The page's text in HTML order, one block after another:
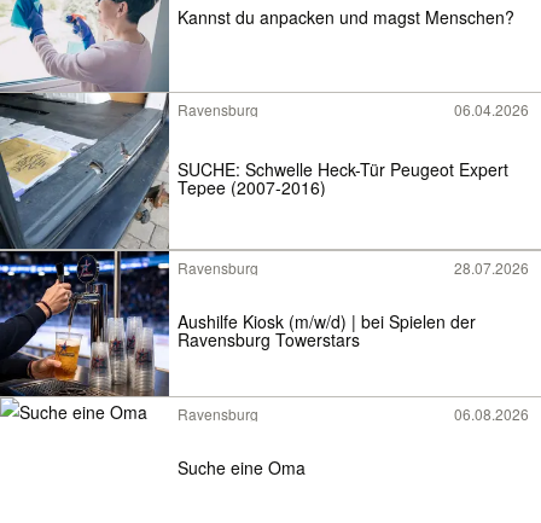
Kannst du anpacken und magst Menschen?
Ravensburg 06.04.2026
SUCHE: Schwelle Heck-Tür Peugeot Expert
Tepee (2007-2016)
Ravensburg 28.07.2026
Aushilfe Kiosk (m/w/d) | bei Spielen der
Ravensburg Towerstars
Ravensburg 06.08.2026
Suche eine Oma